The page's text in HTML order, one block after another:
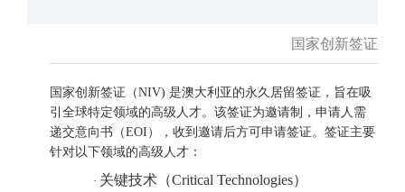
国家创新签证
国家创新签证（NIV) 是澳大利亚的永久居留签证，旨在吸
引全球特定领域的高级人才。该签证为邀请制，申请人需
递交意向书（EOI），收到邀请后方可申请签证。签证主要
针对以下领域的高级人才：
· 关键技术（Critical Technologies）